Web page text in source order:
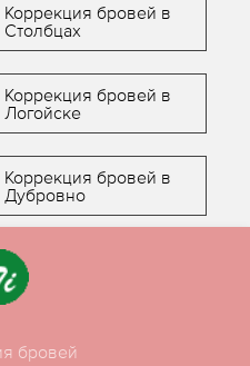
Коррекция бровей в
Столбцах
Коррекция бровей в
Логойске
Коррекция бровей в
Дубровно
бровей